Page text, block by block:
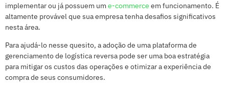
implementar ou já possuem um e-commerce em funcionamento. É
altamente provável que sua empresa tenha desafios significativos
nesta área.
Para ajudá-lo nesse quesito, a adoção de uma plataforma de
gerenciamento de logística reversa pode ser uma boa estratégia
para mitigar os custos das operações e otimizar a experiência de
compra de seus consumidores.